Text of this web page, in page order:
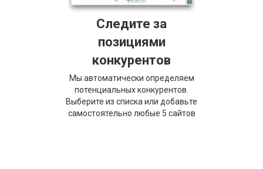
Следите за
позициями
конкурентов
Мы автоматически определяем
потенциальных конкурентов.
Выберите из списка или добавьте
самостоятельно любые 5 сайтов